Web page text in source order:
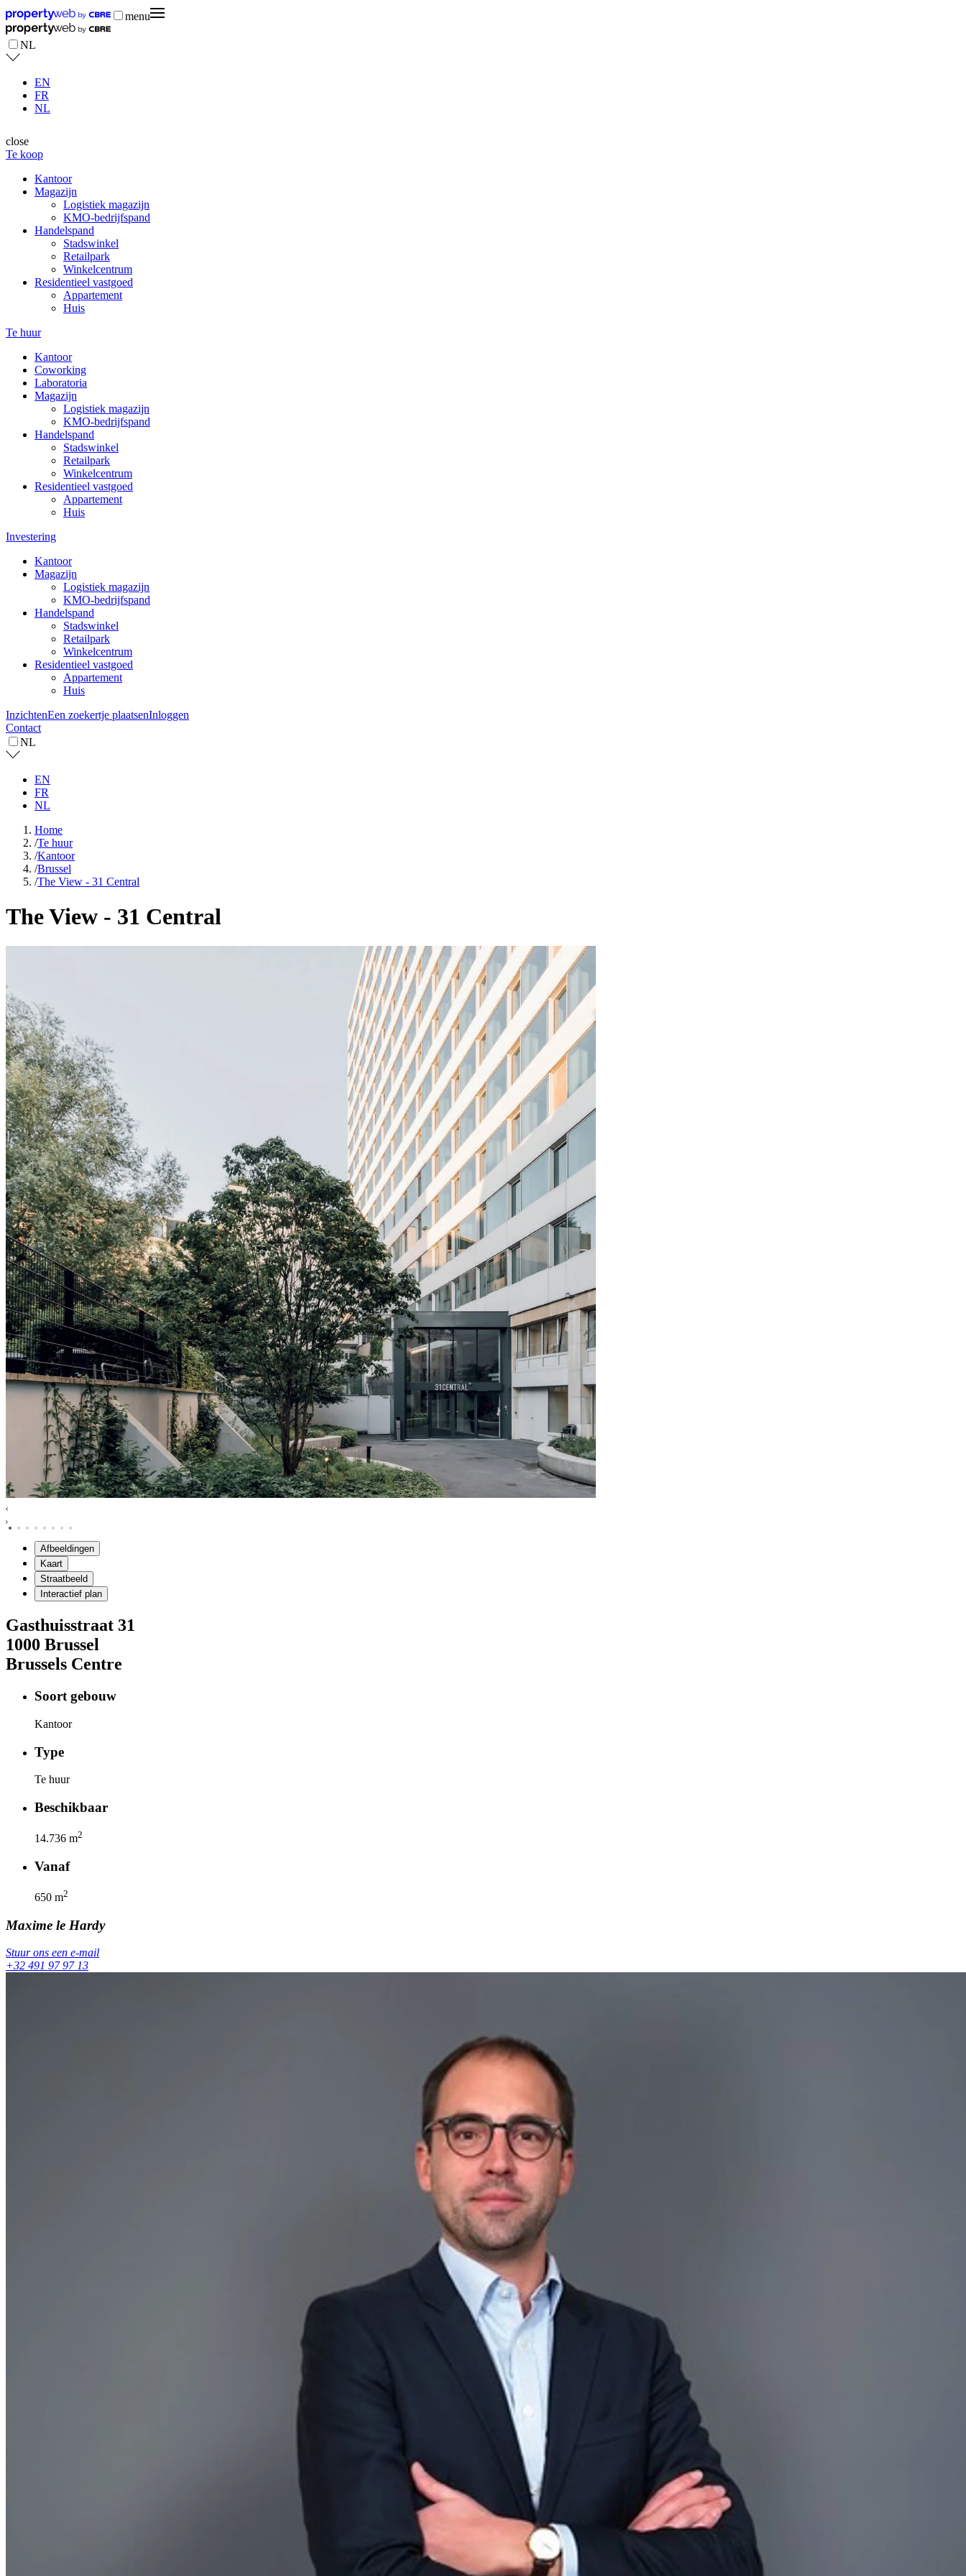
menu
NL
EN
FR
NL
close
Te koop
Kantoor
Magazijn
Logistiek magazijn
KMO-bedrijfspand
Handelspand
Stadswinkel
Retailpark
Winkelcentrum
Residentieel vastgoed
Appartement
Huis
Te huur
Kantoor
Coworking
Laboratoria
Magazijn
Logistiek magazijn
KMO-bedrijfspand
Handelspand
Stadswinkel
Retailpark
Winkelcentrum
Residentieel vastgoed
Appartement
Huis
Investering
Kantoor
Magazijn
Logistiek magazijn
KMO-bedrijfspand
Handelspand
Stadswinkel
Retailpark
Winkelcentrum
Residentieel vastgoed
Appartement
Huis
InzichtenEen zoekertje plaatsenInloggen
Contact
NL
EN
FR
NL
Home
/Te huur
/Kantoor
/Brussel
/The View - 31 Central
The View - 31 Central
Afbeeldingen
Kaart
Straatbeeld
Interactief plan
Gasthuisstraat 31
1000 Brussel
Brussels Centre
Soort gebouw
Kantoor
Type
Te huur
Beschikbaar
14.736 m2
Vanaf
650 m2
Maxime le Hardy
Stuur ons een e-mail
+32 491 97 97 13